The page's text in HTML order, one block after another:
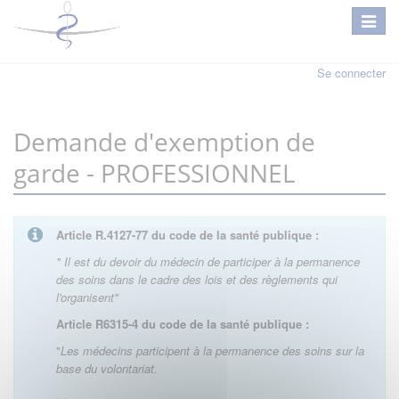
Se connecter
Demande d'exemption de
garde - PROFESSIONNEL
Article R.4127-77 du code de la santé publique :
" Il est du devoir du médecin de participer à la permanence
des soins dans le cadre des lois et des règlements qui
l'organisent"
Article R6315-4 du code de la santé publique :
"Les médecins participent à la permanence des soins sur la
base du volontariat.
…